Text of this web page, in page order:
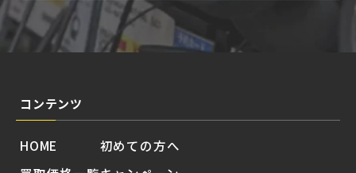
コンテンツ
HOME
初めての方へ